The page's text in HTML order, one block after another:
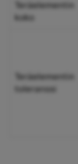
Teräelementin
koko
Teräelementin
toleranssi